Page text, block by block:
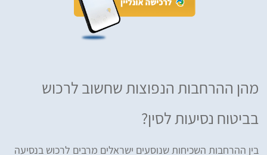
מהן ההרחבות הנפוצות שחשוב לרכוש
בביטוח נסיעות לסין?
בין ההרחבות השכיחות שנוסעים ישראלים מרבים לרכוש בנסיעה